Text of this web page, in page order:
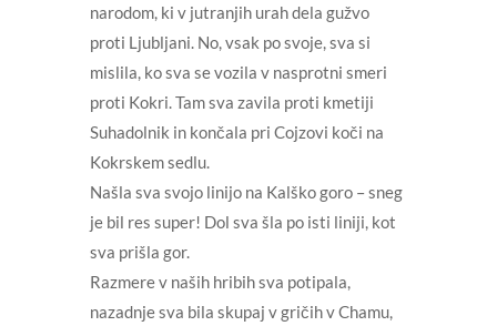
narodom, ki v jutranjih urah dela gužvo
proti Ljubljani. No, vsak po svoje, sva si
mislila, ko sva se vozila v nasprotni smeri
proti Kokri. Tam sva zavila proti kmetiji
Suhadolnik in končala pri Cojzovi koči na
Kokrskem sedlu.
Našla sva svojo linijo na Kalško goro – sneg
je bil res super! Dol sva šla po isti liniji, kot
sva prišla gor.
Razmere v naših hribih sva potipala,
nazadnje sva bila skupaj v gričih v Chamu,